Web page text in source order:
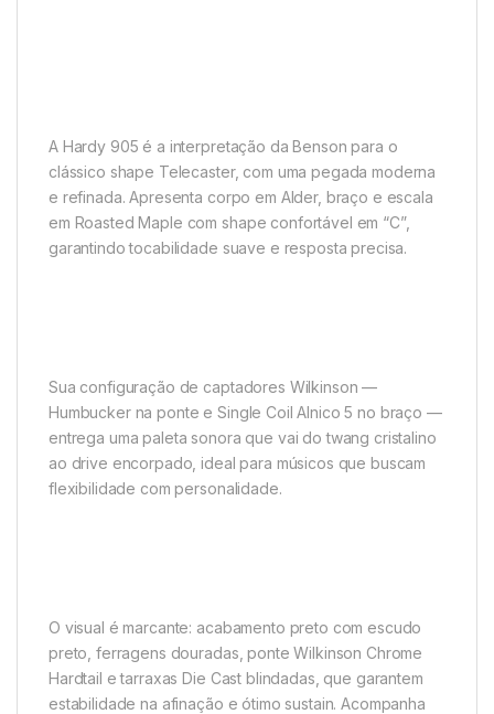
A Hardy 905 é a interpretação da Benson para o
clássico shape Telecaster, com uma pegada moderna
e refinada. Apresenta corpo em Alder, braço e escala
em Roasted Maple com shape confortável em “C”,
garantindo tocabilidade suave e resposta precisa.
Sua configuração de captadores Wilkinson —
Humbucker na ponte e Single Coil Alnico 5 no braço —
entrega uma paleta sonora que vai do twang cristalino
ao drive encorpado, ideal para músicos que buscam
flexibilidade com personalidade.
O visual é marcante: acabamento preto com escudo
preto, ferragens douradas, ponte Wilkinson Chrome
Hardtail e tarraxas Die Cast blindadas, que garantem
estabilidade na afinação e ótimo sustain. Acompanha